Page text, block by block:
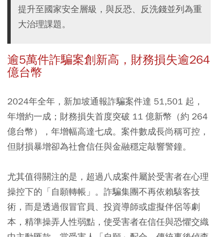
提升至國家安全層級，與反恐、反洗錢並列為重
大治理課題。
逾5萬件詐騙案創新高，財務損失逾264
億台幣
2024年全年，新加坡通報詐騙案件達 51,501 起，
年增約一成；財務損失首度突破 11 億新幣（約 264
億台幣），年增幅高達七成。案件數成長尚稱可控，
但財損暴增卻為社會信任與金融穩定敲響警鐘。
尤其值得關注的是，超過八成案件屬於受害者在心理
操控下的「自願轉帳」。詐騙集團不再依賴駭客技
術，而是透過假冒官員、投資導師或虛擬伴侶等劇
本，精準操弄人性弱點，使受害者在信任與恐懼交織